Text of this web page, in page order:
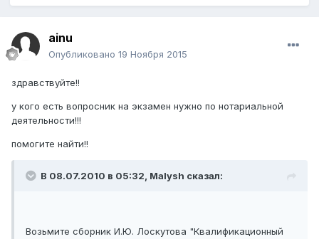
ainu
Опубликовано 19 Ноября 2015
здравствуйте!!
у кого есть вопросник на экзамен нужно по нотариальной
деятельности!!!
помогите найти!!
В 08.07.2010 в 05:32, Malysh сказал:
Возьмите сборник И.Ю. Лоскутова "Квалификационный